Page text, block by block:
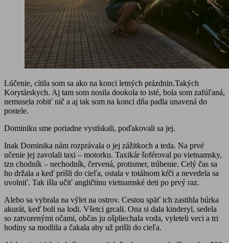
Lúčenie, cítila som sa ako na konci letných prázdnin.Takých
Korytárskych. Aj tam som nosila dookola to isté, bola som zafúľaná,
nemusela robiť nič a aj tak som na konci dňa padla unavená do
postele.
Dominiku sme poriadne vystískali, poďakovali sa jej.
Inak Dominika nám rozprávala o jej zážitkoch a teda. Na prvé
učenie jej zavolali taxi – motorku. Taxikár šoféroval po vietnamsky,
tzn chodník – nechodník, červená, protismer, trúbenie. Celý čas sa
ho držala a keď prišli do cieľa, ostala v totálnom kŕči a nevedela sa
uvolniť. Tak išla učiť angličtinu vietnamské deti po prvý raz.
Alebo sa vybrala na výlet na ostrov. Cestou späť ich zastihla búrka
akurát, keď boli na lodi. Všetci grcali. Ona si dala kinderyl, sedela
so zatvorenými očami, občas ju ošpliechala voda, vyleteli veci a tri
hodiny sa modlila a čakala aby už prišli do cieľa.